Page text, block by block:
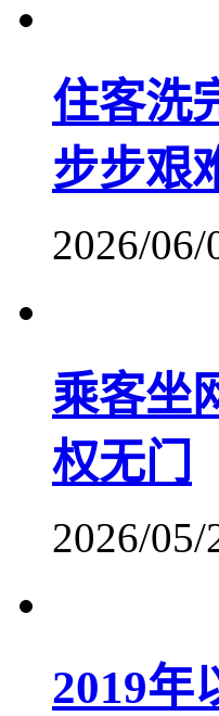
住客洗
步步艰
2026/06/
乘客坐
权无门
2026/05/
2019年